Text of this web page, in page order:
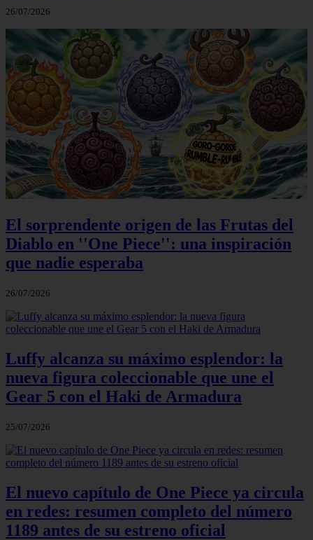
26/07/2026
El sorprendente origen de las Frutas del
Diablo en ''One Piece'': una inspiración
que nadie esperaba
26/07/2026
Luffy alcanza su máximo esplendor: la
nueva figura coleccionable que une el
Gear 5 con el Haki de Armadura
25/07/2026
El nuevo capítulo de One Piece ya circula
en redes: resumen completo del número
1189 antes de su estreno oficial